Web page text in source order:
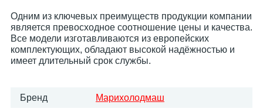
Одним из ключевых преимуществ продукции компании
является превосходное соотношение цены и качества.
Все модели изготавливаются из европейских
комплектующих, обладают высокой надёжностью и
имеет длительный срок службы.
Бренд Марихолодмаш